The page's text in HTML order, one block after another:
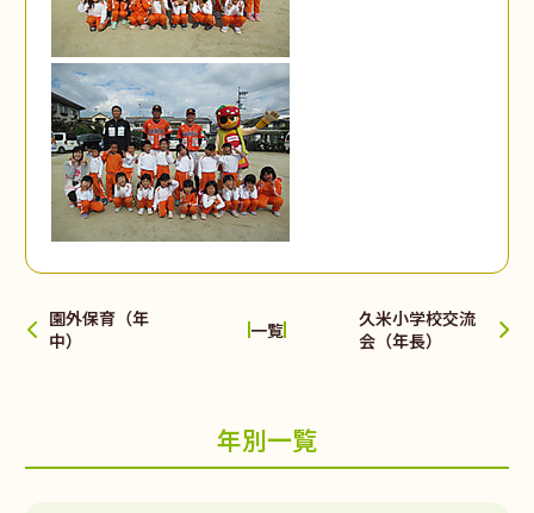
園外保育（年
中）
一覧
久米小学校交流
会（年長）
年別一覧